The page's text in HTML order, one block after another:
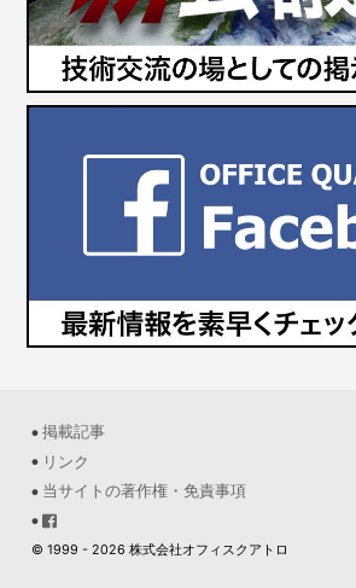
掲載記事
リンク
当サイトの著作権・免責事項
© 1999 - 2026 株式会社オフィスクアトロ